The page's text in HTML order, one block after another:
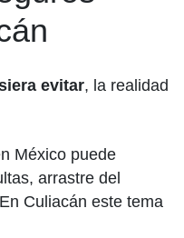
evitar, la realidad
México puede
arrastre del
Culiacán este tema